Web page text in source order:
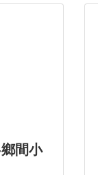
間小